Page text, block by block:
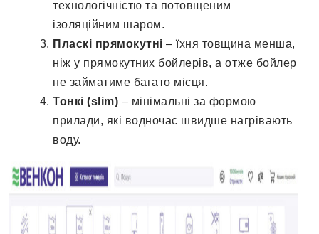
технологічністю та потовщеним
ізоляційним шаром.
Пласкі прямокутні – їхня товщина менша,
ніж у прямокутних бойлерів, а отже бойлер
не займатиме багато місця.
Тонкі (slim) – мінімальні за формою
прилади, які водночас швидше нагрівають
воду.